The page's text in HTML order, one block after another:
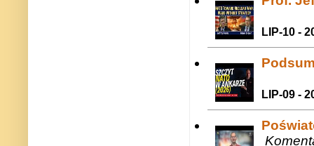
LIP-10 -
LIP-09 -